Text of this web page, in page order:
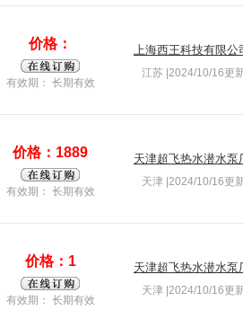
价格：
有效期： 长期有效
上海西王科技有限公
江苏 |2024/10/16更
价格：1889
有效期： 长期有效
天津超飞热水潜水泵
天津 |2024/10/16更
价格：1
有效期： 长期有效
天津超飞热水潜水泵
天津 |2024/10/16更